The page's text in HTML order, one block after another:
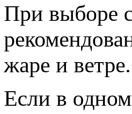
При выборе
жаре и
Если в одном